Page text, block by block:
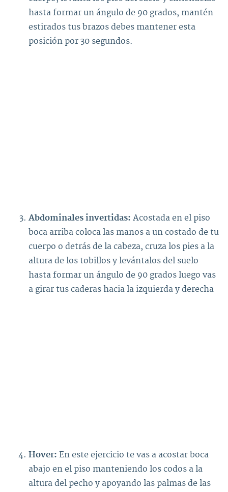
hasta formar un ángulo de 90 grados, mantén
estirados tus brazos debes mantener esta
posición por 30 segundos.
Abdominales invertidas: Acostada en el piso
boca arriba coloca las manos a un costado de tu
cuerpo o detrás de la cabeza, cruza los pies a la
altura de los tobillos y levántalos del suelo
hasta formar un ángulo de 90 grados luego vas
a girar tus caderas hacia la izquierda y derecha
Hover: En este ejercicio te vas a acostar boca
abajo en el piso manteniendo los codos a la
altura del pecho y apoyando las palmas de las